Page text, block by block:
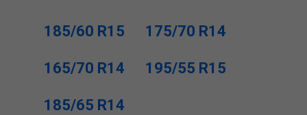
185/60 R15 175/70 R14
165/70 R14 195/55 R15
185/65 R14